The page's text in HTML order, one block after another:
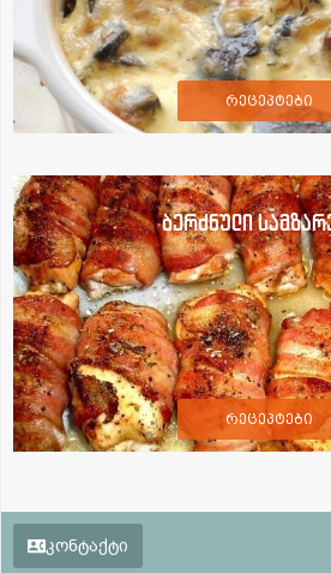
რეცეპტები
ბერძნული
რეცეპტები
კონტაქტი